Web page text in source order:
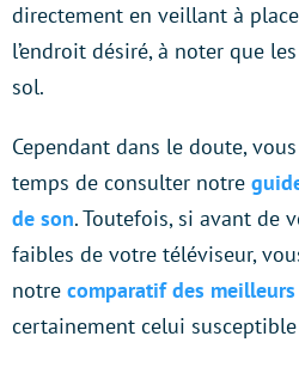
directement en veillant à
l’endroit désiré, à noter que
sol.
Cependant dans le doute,
temps de consulter notre
de son. Toutefois, si avant de
faibles de votre téléviseur,
notre comparatif des meilleurs
certainement celui